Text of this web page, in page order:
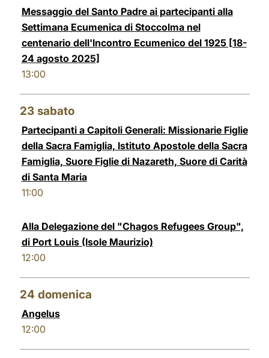
Messaggio del Santo Padre ai partecipanti alla
Settimana Ecumenica di Stoccolma nel
centenario dell'Incontro Ecumenico del 1925 [18-
24 agosto 2025]
13:00
23 sabato
Partecipanti a Capitoli Generali: Missionarie Figlie
della Sacra Famiglia, Istituto Apostole della Sacra
Famiglia, Suore Figlie di Nazareth, Suore di Carità
di Santa Maria
11:00
Alla Delegazione del "Chagos Refugees Group",
di Port Louis (Isole Maurizio)
12:00
24 domenica
Angelus
12:00